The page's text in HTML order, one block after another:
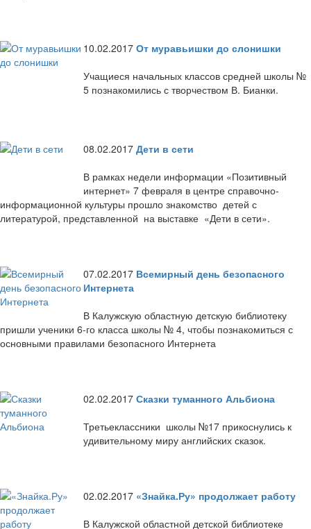
10.02.2017 От муравьишки до слонишки
Учащиеся начальных классов средней школы №
5 познакомились с творчеством В. Бианки.
08.02.2017 Дети в сети
В рамках недели информации «Позитивный
интернет» 7 февраля в центре справочно-
информационной культуры прошло знакомство детей с
литературой, представленной на выставке «Дети в сети».
07.02.2017 Всемирный день безопасного
Интернета
В Калужскую областную детскую библиотеку
пришли ученики 6-го класса школы № 4, чтобы познакомиться с
основными правилами безопасного Интернета
02.02.2017 Сказки туманного Альбиона
Третьеклассники школы №17 прикоснулись к
удивительному миру английских сказок.
02.02.2017 «Знайка.Ру» продолжает работу
В Калужской областной детской библиотеке